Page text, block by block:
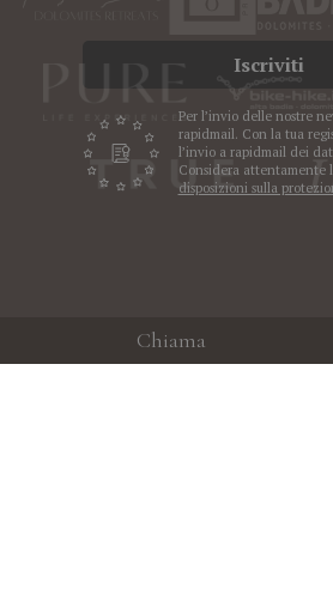
Iscriviti
Per l’invio delle nostre
rapidmail. Con la tua
l’invio a rapidmail dei
Considera attentamente
disposizioni sulla
Chiama